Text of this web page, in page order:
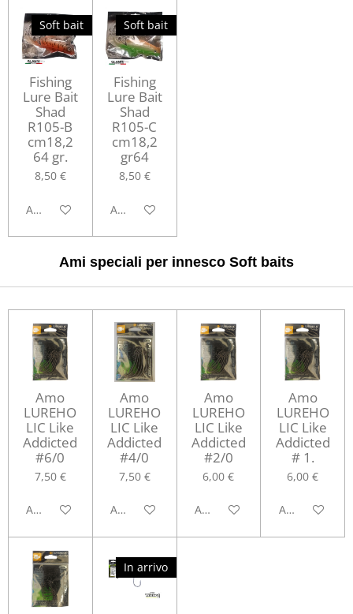
Soft bait
Fishing
Lure Bait
Shad
R105-B
cm18,2
64 gr.
8,50 €
Aggiungi al carrello
Soft bait
Fishing
Lure Bait
Shad
R105-C
cm18,2
gr64
8,50 €
Aggiungi al carrello
Ami speciali per innesco Soft baits
Amo
LUREHO
LIC Like
Addicted
#6/0
7,50 €
Aggiungi al carrello
Amo
LUREHO
LIC Like
Addicted
#4/0
7,50 €
Aggiungi al carrello
Amo
LUREHO
LIC Like
Addicted
#2/0
6,00 €
Aggiungi al carrello
Amo
LUREHO
LIC Like
Addicted
# 1.
6,00 €
Aggiungi al
In arrivo